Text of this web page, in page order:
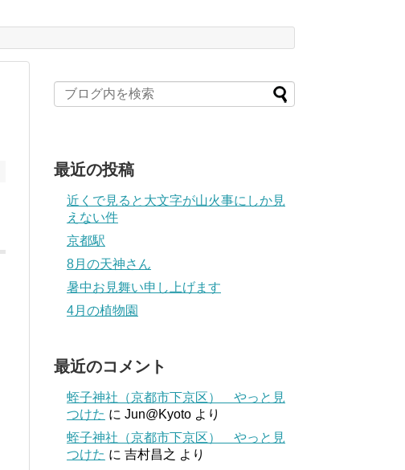
最近の投稿
近くで見ると大文字が山火事にしか見
えない件
京都駅
8月の天神さん
暑中お見舞い申し上げます
4月の植物園
最近のコメント
蛭子神社（京都市下京区） やっと見
つけた に Jun@Kyoto より
蛭子神社（京都市下京区） やっと見
つけた に 吉村昌之 より